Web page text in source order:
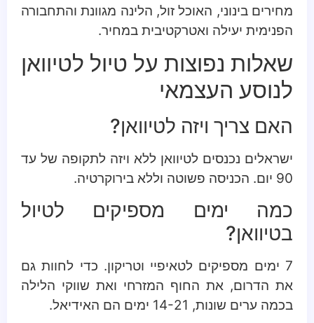
מחירים בינוני, האוכל זול, הלינה מגוונת והתחבורה
הפנימית יעילה ואטרקטיבית במחיר.
שאלות נפוצות על טיול לטיוואן
לנוסע העצמאי
האם צריך ויזה לטיוואן?
ישראלים נכנסים לטיוואן ללא ויזה לתקופה של עד
90 יום. הכניסה פשוטה וללא בירוקרטיה.
כמה ימים מספיקים לטיול
בטיוואן?
7 ימים מספיקים לטאיפיי וטריקון. כדי לחוות גם
את הדרום, את החוף המזרחי ואת שווקי הלילה
בכמה ערים שונות, 14-21 ימים הם האידיאל.